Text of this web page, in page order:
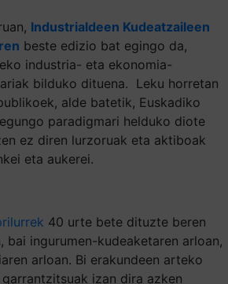
Industrialdeen Kudeatzaileen
beste edizio bat egingo da,
industria- eta ekonomia-
bilduko dituena. Leku horretan
alde batetik, Euskadiko
paradigmari helduko diote
ez diren lurzoruak eta aktiboak
eta aukerei.
40 urte bete dituzte beren
bai ingurumen-kudeaketaren arloan,
arloan. Bi erakundeen arteko
izan dira azken